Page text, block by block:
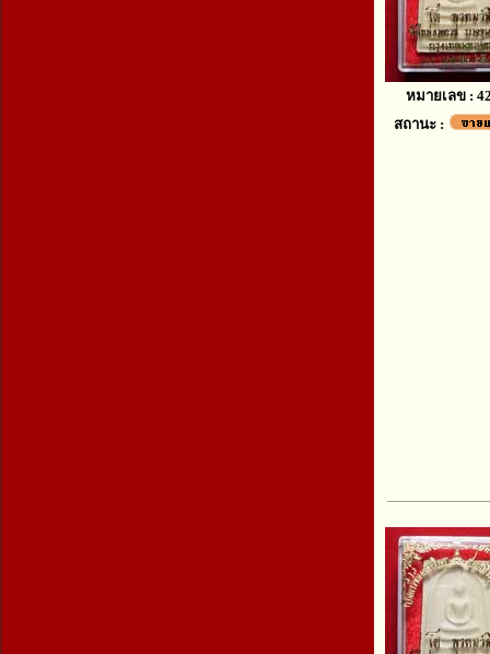
หมายเลข :
สถานะ :